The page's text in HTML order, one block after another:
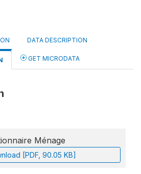
DATA DESCRIPTION
GET MICRODATA
Ménage
[PDF, 90.05 KB]